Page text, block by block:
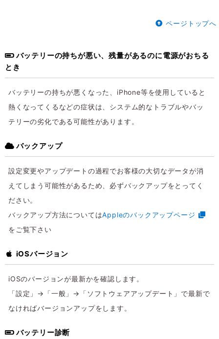
ページトップへ
バッテリーの持ちが悪い、残量があるのに電源がおちる
とき
バッテリーの持ちが悪くなった、iPhone等を使用していると
熱くなってくるなどの症状は、システム的なトラブルやバッ
テリーの劣化である可能性があります。
バックアップ
設定変更やアップデートの過程でお客様の大切なデータが消
えてしまう可能性があるため、必ずバックアップをとってく
ださい。
バックアップ方法についてはAppleのバックアップページ
をご覧下さい
iOSバージョン
iOSのバージョンが最新かを確認します。
「設定」→「一般」→「ソフトウェアアップデート」で最新で
なければバージョンアップをします。
バッテリー診断